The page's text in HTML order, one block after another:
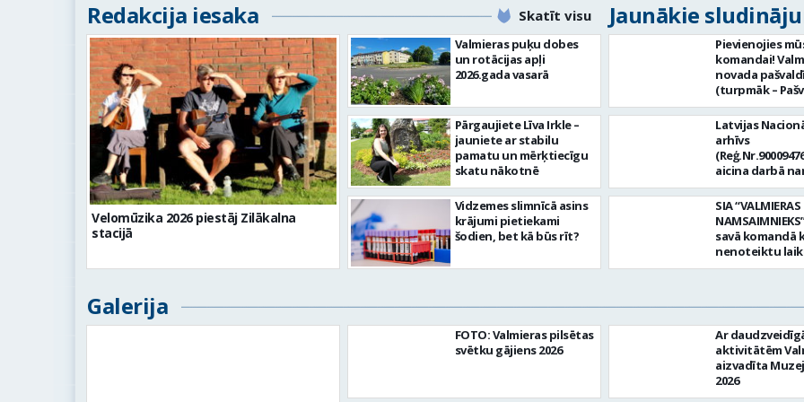
Redakcija iesaka Skatīt visu Jaunākie
Velomūzika 2026 piestāj Zilākalna
stacijā
Valmieras puķu dobes
un rotācijas apļi
2026.gada vasarā
Pārgaujiete Līva Irkle –
jauniete ar stabilu
pamatu un mērķtiecīgu
skatu nākotnē
Vidzemes slimnīcā asins
krājumi pietiekami
šodien, bet kā būs rīt?
Pievienojies
komandai!
novada
(turpmāk –
aicina darbā
Informācijas
centra (ITC)
tehnoloģiju
vieta: Rūjienas
Naukšēnu
teritorijās Ja
vēlme:
informācijas un
komunikācijas
IKT) saistīto
un operatīvu
nodrošināt
datortehnikas
atbalstu un ar to
saistīto
Latvijas
arhīvs
aicina darbā
pārzini (uz
laiku)
valsts arhīvā Mēs
Valmieras
arhīvā
dokumentāro
mantojumu.
pārraudzībā un
zonā ietilpst
Valkas,
Limbažu novadi.
SIA “VALMIERAS
savā komandā
nenoteiktu
SPECIALIZĒTĀ
pienākumi:
apkalpot
(arī kravas)
uzturēt
automobili
kārtībā. veikt
Galerija
FOTO: Valmieras pilsētas
svētku gājiens 2026
Ar
aktivitātēm
aizvadīta
2026